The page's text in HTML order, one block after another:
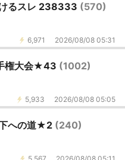
るスレ 238333 (570)
6,971 2026/08/08 05:31
権大会★43 (1002)
5,933 2026/08/08 05:05
への道★2 (240)